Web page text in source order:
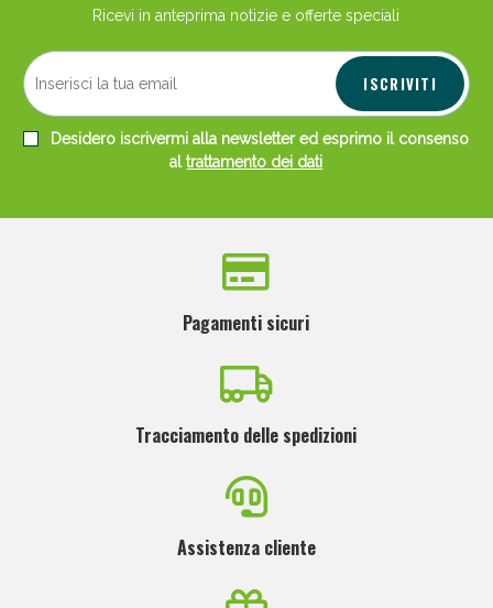
Ricevi in anteprima notizie e offerte speciali
ISCRIVITI
Desidero iscrivermi alla newsletter ed esprimo il consenso
altrattamento dei dati
Pagamenti sicuri
Tracciamento delle spedizioni
Assistenza cliente